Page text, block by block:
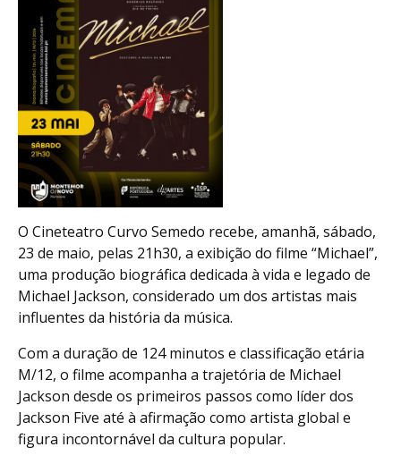
O Cineteatro Curvo Semedo recebe, amanhã, sábado,
23 de maio, pelas 21h30, a exibição do filme “Michael”,
uma produção biográfica dedicada à vida e legado de
Michael Jackson, considerado um dos artistas mais
influentes da história da música.
Com a duração de 124 minutos e classificação etária
M/12, o filme acompanha a trajetória de Michael
Jackson desde os primeiros passos como líder dos
Jackson Five até à afirmação como artista global e
figura incontornável da cultura popular.